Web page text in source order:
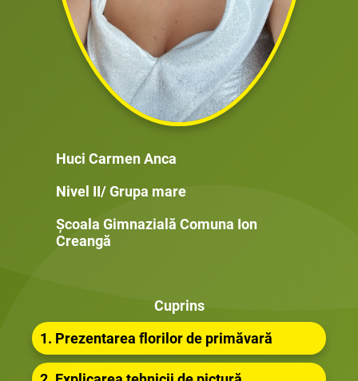
Huci Carmen Anca
Nivel II/ Grupa mare
Școala Gimnazială Comuna Ion
Creangă
Cuprins
1. Prezentarea florilor de primăvară